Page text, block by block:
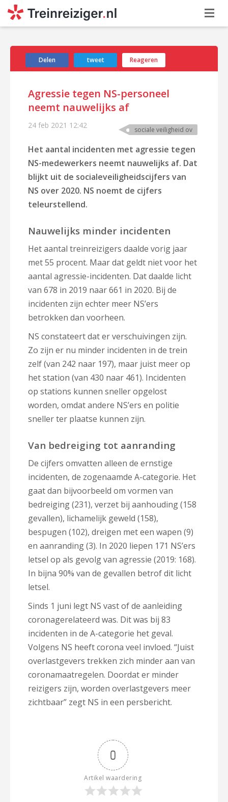
Delen tweet Reageren
Agressie tegen NS-personeel
neemt nauwelijks af
24 feb 2021 12:42 sociale veiligheid ov
Het aantal incidenten met agressie tegen
NS-medewerkers neemt nauwelijks af. Dat
blijkt uit de socialeveiligheidscijfers van
NS over 2020. NS noemt de cijfers
teleurstellend.
Nauwelijks minder incidenten
Het aantal treinreizigers daalde vorig jaar
met 55 procent. Maar dat geldt niet voor het
aantal agressie-incidenten. Dat daalde licht
van 678 in 2019 naar 661 in 2020. Bij de
incidenten zijn echter meer NS’ers
betrokken dan voorheen.
NS constateert dat er verschuivingen zijn.
Zo zijn er nu minder incidenten in de trein
zelf (van 242 naar 197), maar juist meer op
het station (van 430 naar 461). Incidenten
op stations kunnen sneller opgelost
worden, omdat andere NS’ers en politie
sneller ter plaatse kunnen zijn.
Van bedreiging tot aanranding
De cijfers omvatten alleen de ernstige
incidenten, de zogenaamde A-categorie. Het
gaat dan bijvoorbeeld om vormen van
bedreiging (231), verzet bij aanhouding (158
gevallen), lichamelijk geweld (158),
bespugen (102), dreigen met een wapen (9)
en aanranding (3). In 2020 liepen 171 NS’ers
letsel op als gevolg van agressie (2019: 168).
In bijna 90% van de gevallen betrof dit licht
letsel.
Sinds 1 juni legt NS vast of de aanleiding
coronagerelateerd was. Dit was bij 83
incidenten in de A-categorie het geval.
Volgens NS heeft corona veel invloed. “Juist
overlastgevers trekken zich minder aan van
coronamaatregelen. Doordat er minder
reizigers zijn, worden overlastgevers meer
zichtbaar” zegt NS in een persbericht.
0
Artikel waardering